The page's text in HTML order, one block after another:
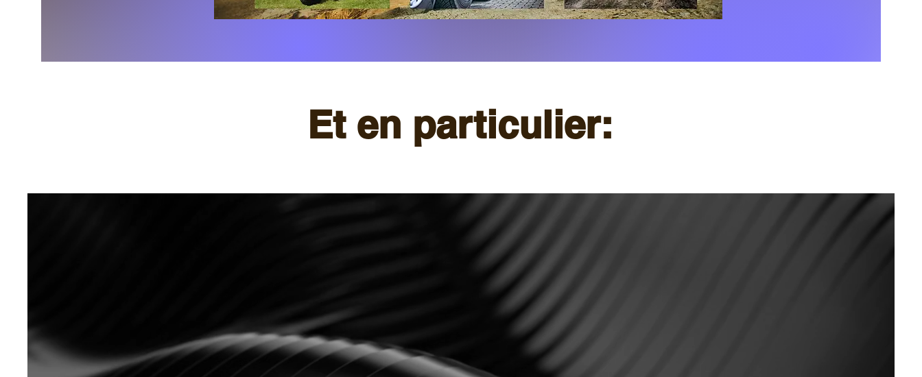
Et en particulier: